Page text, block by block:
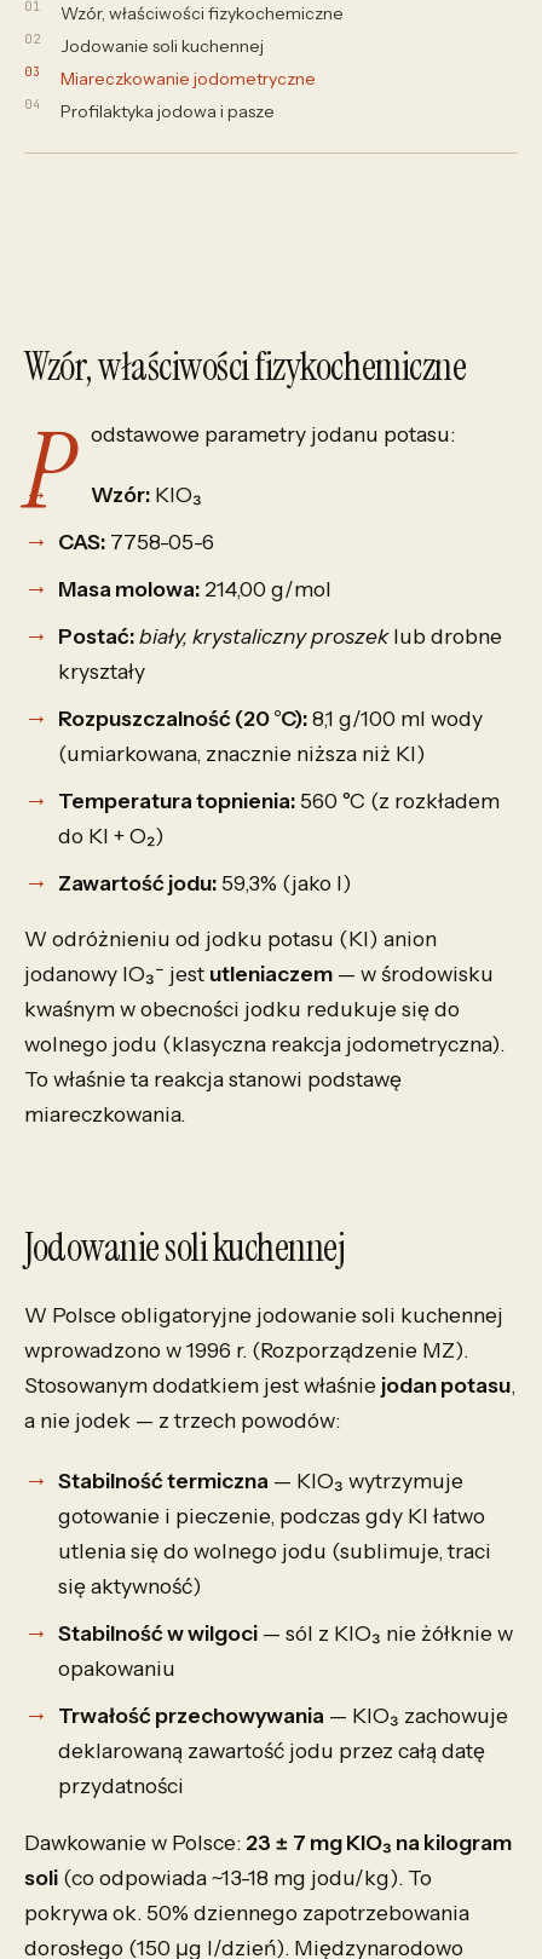
Wzór, właściwości fizykochemiczne
Jodowanie soli kuchennej
Miareczkowanie jodometryczne
Profilaktyka jodowa i pasze
Wzór, właściwości fizykochemiczne
P odstawowe parametry jodanu potasu:
Wzór: KIO₃
CAS: 7758-05-6
Masa molowa: 214,00 g/mol
Postać:biały, krystaliczny proszeklub drobne
kryształy
Rozpuszczalność (20 °C):8,1 g/100 ml wody
(umiarkowana, znacznie niższa niż KI)
Temperatura topnienia: 560 °C (z rozkładem
do KI + O₂)
Zawartość jodu: 59,3% (jako I)
W odróżnieniu od jodku potasu (KI) anion
jodanowy IO₃⁻ jest utleniaczem — w środowisku
kwaśnym w obecności jodku redukuje się do
wolnego jodu (klasyczna reakcja jodometryczna).
To właśnie ta reakcja stanowi podstawę
miareczkowania.
Jodowanie soli kuchennej
W Polsce obligatoryjne jodowanie soli kuchennej
wprowadzono w 1996 r. (Rozporządzenie MZ).
Stosowanym dodatkiem jest właśnie jodan potasu,
a nie jodek — z trzech powodów:
Stabilność termiczna — KIO₃ wytrzymuje
gotowanie i pieczenie, podczas gdy KI łatwo
utlenia się do wolnego jodu (sublimuje, traci
się aktywność)
Stabilność w wilgoci — sól z KIO₃ nie żółknie w
opakowaniu
Trwałość przechowywania — KIO₃ zachowuje
deklarowaną zawartość jodu przez całą datę
przydatności
Dawkowanie w Polsce: 23 ± 7 mg KIO₃ na kilogram
soli (co odpowiada ~13-18 mg jodu/kg). To
pokrywa ok. 50% dziennego zapotrzebowania
dorosłego (150 µg I/dzień). Międzynarodowo